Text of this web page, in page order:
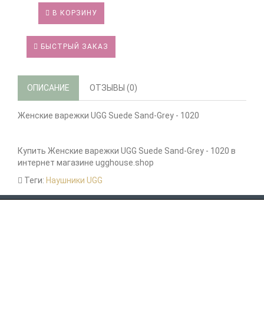
В КОРЗИНУ
БЫСТРЫЙ ЗАКАЗ
ОПИСАНИЕ ОТЗЫВЫ (0)
Женские варежки UGG Suede Sand-Grey - 1020
Купить Женские варежки UGG Suede Sand-Grey - 1020 в
интернет магазине ugghouse.shop
Теги: Наушники UGG